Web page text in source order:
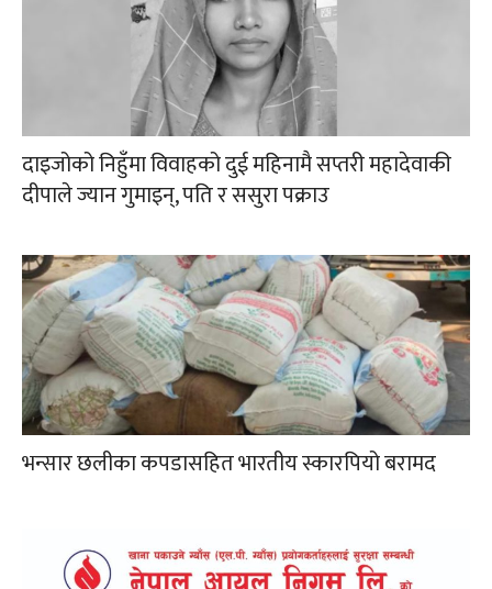
दाइजोको निहुँमा विवाहको दुई महिनामै सप्तरी महादेवाकी
दीपाले ज्यान गुमाइन्, पति र ससुरा पक्राउ
भन्सार छलीका कपडासहित भारतीय स्कारपियो बरामद